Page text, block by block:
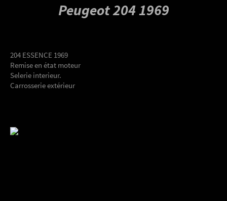
Peugeot 204 1969
204 ESSENCE 1969
Remise en état moteur
Selerie interieur.
Carrosserie extérieur